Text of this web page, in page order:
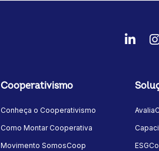
Cooperativismo
Conheça o Cooperativismo
Como Montar Cooperativa
Movimento SomosCoop